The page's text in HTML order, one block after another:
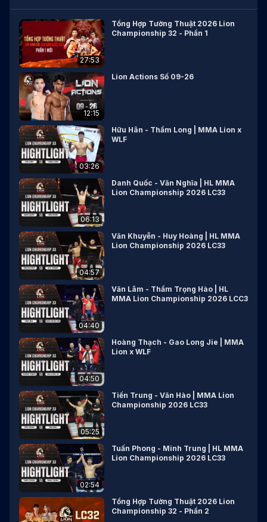
27:53
Tổng Hợp Tường Thuật 2026 Lion
Championship 32 - Phần 1
12:15
Lion Actions Số 09-26
03:26
Hữu Hân - Thẩm Long | MMA Lion x
WLF
06:13
Danh Quốc - Văn Nghĩa | HL MMA
Lion Championship 2026 LC33
04:57
Văn Khuyễn - Huy Hoàng | HL MMA
Lion Championship 2026 LC33
04:40
Văn Lâm - Thẩm Trọng Hào | HL
MMA Lion Championship 2026 LCC3
04:50
Hoàng Thạch - Gao Long Jie | MMA
Lion x WLF
05:25
Tiến Trung - Văn Hào | MMA Lion
Championship 2026 LC33
02:54
Tuấn Phong - Minh Trung | HL MMA
Lion Championship 2026 LC33
Tổng Hợp Tường Thuật 2026 Lion
Championship 32 - Phần 2